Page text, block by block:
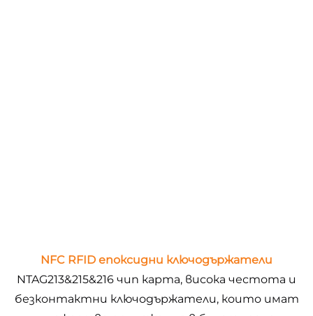
NFC RFID епоксидни ключодържатели
NTAG213&215&216 чип карта, висока честота и
безконтактни ключодържатели, които имат